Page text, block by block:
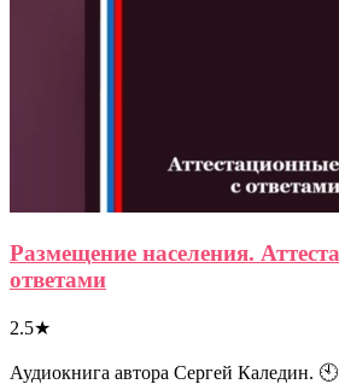
Размещение населения.
ответами
2.5★
Аудиокнига автора Сергей Каледин.